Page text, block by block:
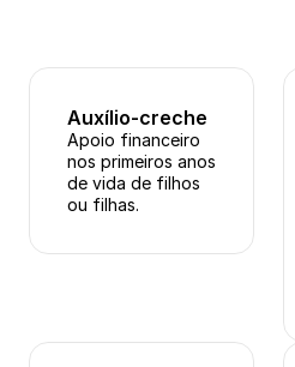
Auxílio-creche
Apoio financeiro
nos primeiros anos
de vida de filhos
ou filhas.